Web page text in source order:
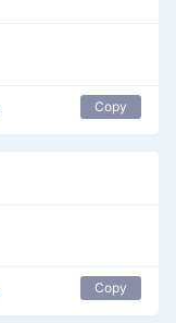
Copy
Copy